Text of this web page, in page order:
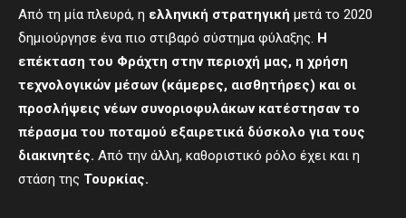
Από τη μία πλευρά, η ελληνική στρατηγική μετά το 2020
δημιούργησε ένα πιο στιβαρό σύστημα φύλαξης. Η
επέκταση του Φράχτη στην περιοχή μας, η χρήση
τεχνολογικών μέσων (κάμερες, αισθητήρες) και οι
προσλήψεις νέων συνοριοφυλάκων κατέστησαν το
πέρασμα του ποταμού εξαιρετικά δύσκολο για τους
διακινητές. Από την άλλη, καθοριστικό ρόλο έχει και η
στάση της Τουρκίας.